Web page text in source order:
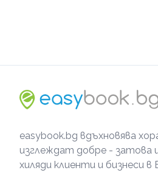
easybook.bg вдъхновява
изглеждат добре - затова
хиляди клиенти и бизнеси в